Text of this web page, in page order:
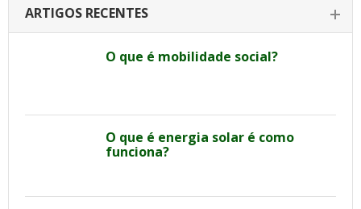
ARTIGOS RECENTES
O que é mobilidade social?
O que é energia solar é como
funciona?